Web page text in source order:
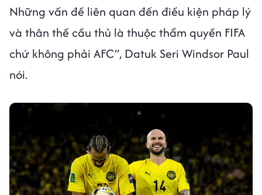
Những vấn đề liên quan đến điều kiện pháp lý
và thân thế cầu thủ là thuộc thẩm quyền FIFA
chứ không phải AFC”, Datuk Seri Windsor Paul
nói.